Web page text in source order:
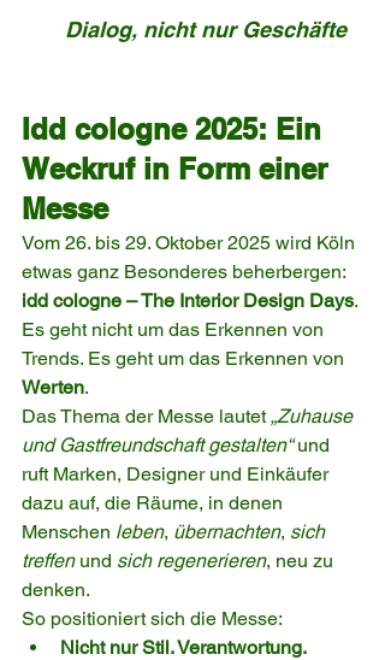
Dialog, nicht nur Geschäfte
Idd cologne 2025: Ein
Weckruf in Form einer
Messe
Vom 26. bis 29. Oktober 2025 wird Köln
etwas ganz Besonderes beherbergen:
idd cologne – The Interior Design Days.
Es geht nicht um das Erkennen von
Trends. Es geht um das Erkennen von
Werten.
Das Thema der Messe lautet „Zuhause
und Gastfreundschaft gestalten“ und
ruft Marken, Designer und Einkäufer
dazu auf, die Räume, in denen
Menschen leben, übernachten, sich
treffen und sich regenerieren, neu zu
denken.
So positioniert sich die Messe:
Nicht nur Stil. Verantwortung.